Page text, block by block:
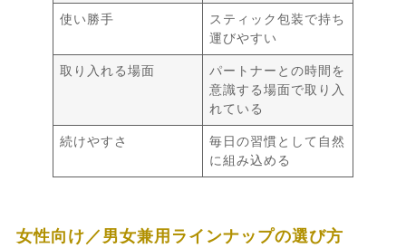
使い勝手
スティック包装で持ち
運びやすい
取り入れる場面
パートナーとの時間を
意識する場面で取り入
れている
続けやすさ
毎日の習慣として自然
に組み込める
女性向け／男女兼用ラインナップの選び方